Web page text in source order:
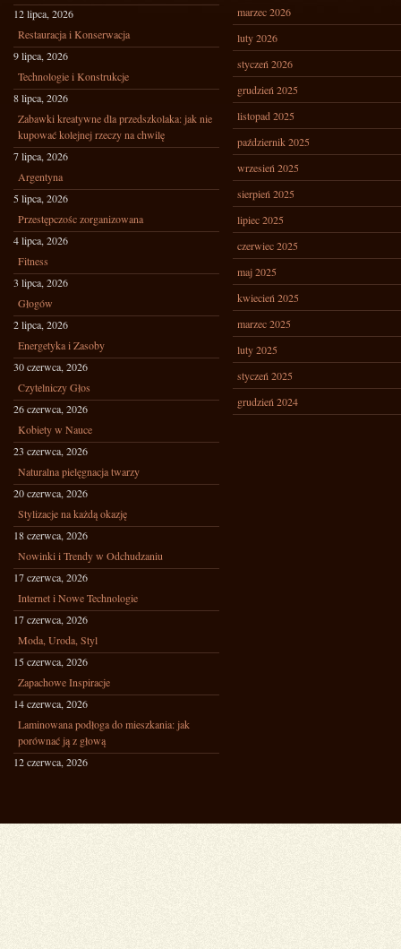
12 lipca, 2026
Restauracja i Konserwacja
9 lipca, 2026
Technologie i Konstrukcje
8 lipca, 2026
Zabawki kreatywne dla przedszkolaka: jak nie
kupować kolejnej rzeczy na chwilę
7 lipca, 2026
Argentyna
5 lipca, 2026
Przestępczośc zorganizowana
4 lipca, 2026
Fitness
3 lipca, 2026
Głogów
2 lipca, 2026
Energetyka i Zasoby
30 czerwca, 2026
Czytelniczy Głos
26 czerwca, 2026
Kobiety w Nauce
23 czerwca, 2026
Naturalna pielęgnacja twarzy
20 czerwca, 2026
Stylizacje na każdą okazję
18 czerwca, 2026
Nowinki i Trendy w Odchudzaniu
17 czerwca, 2026
Internet i Nowe Technologie
17 czerwca, 2026
Moda, Uroda, Styl
15 czerwca, 2026
Zapachowe Inspiracje
14 czerwca, 2026
Laminowana podłoga do mieszkania: jak
porównać ją z głową
12 czerwca, 2026
marzec 2026
luty 2026
styczeń 2026
grudzień 2025
listopad 2025
październik 2025
wrzesień 2025
sierpień 2025
lipiec 2025
czerwiec 2025
maj 2025
kwiecień 2025
marzec 2025
luty 2025
styczeń 2025
grudzień 2024